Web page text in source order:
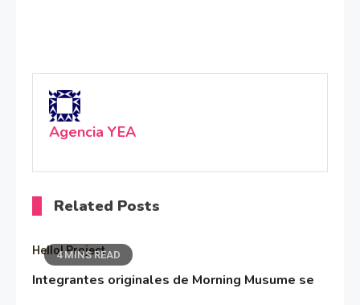
Agencia YEA
Related Posts
4 MINS READ
Hello! Project
Integrantes originales de Morning Musume se